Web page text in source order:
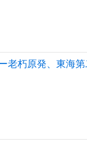
老朽原発、東海